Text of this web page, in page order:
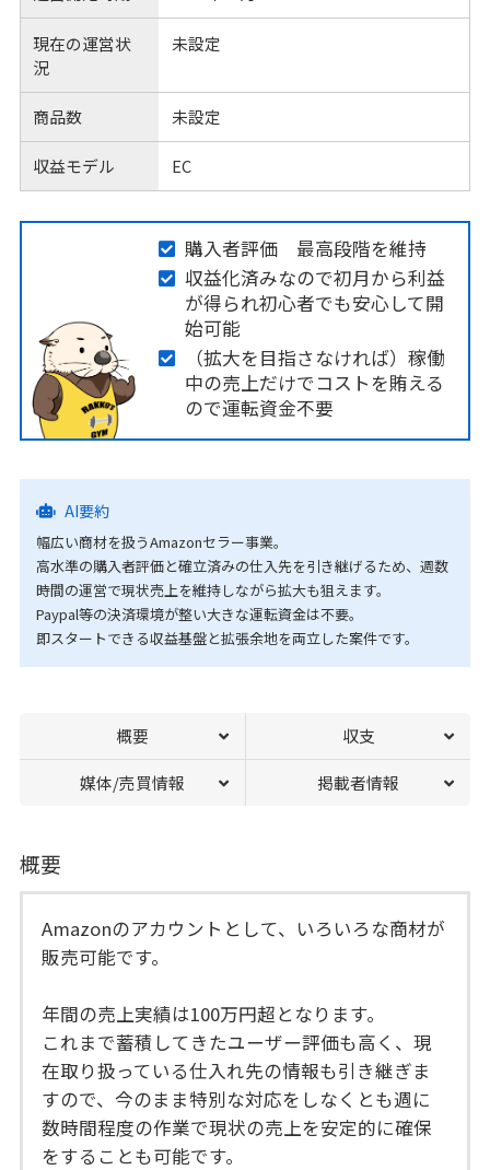
現在の運営状
況
未設定
商品数 未設定
収益モデル EC
購入者評価 最高段階を維持
収益化済みなので初月から利益
が得られ初心者でも安心して開
始可能
（拡大を目指さなければ）稼働
中の売上だけでコストを賄える
ので運転資金不要
AI要約
幅広い商材を扱うAmazonセラー事業。
高水準の購入者評価と確立済みの仕入先を引き継げるため、週数
時間の運営で現状売上を維持しながら拡大も狙えます。
Paypal等の決済環境が整い大きな運転資金は不要。
即スタートできる収益基盤と拡張余地を両立した案件です。
概要 収支
媒体/売買情報 掲載者情報
概要
Amazonのアカウントとして、いろいろな商材が
販売可能です。
年間の売上実績は100万円超となります。
これまで蓄積してきたユーザー評価も高く、現
在取り扱っている仕入れ先の情報も引き継ぎま
すので、今のまま特別な対応をしなくとも週に
数時間程度の作業で現状の売上を安定的に確保
をすることも可能です。